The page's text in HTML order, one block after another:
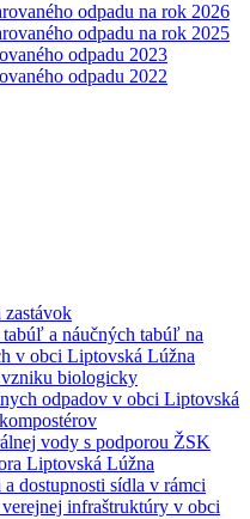
odpadu na rok 2026
odpadu na rok 2025
odpadu 2023
odpadu 2022
a náučných tabúľ na
v obci Liptovská Lúžna
vzniku biologicky
odpadov v obci Liptovská
vody s podporou ŽSK
Liptovská Lúžna
dostupnosti sídla v rámci
infraštruktúry v obci